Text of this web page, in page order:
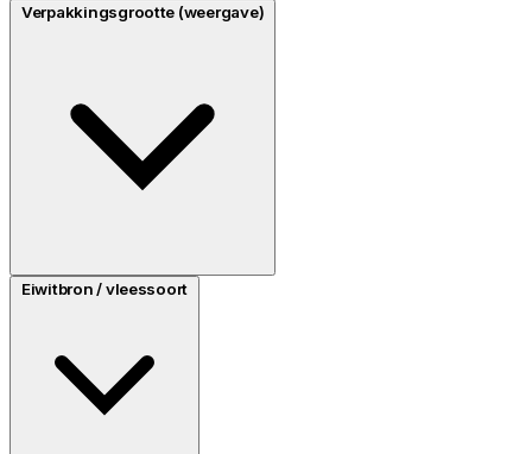
Verpakkingsgrootte (weergave)
Eiwitbron / vleessoort